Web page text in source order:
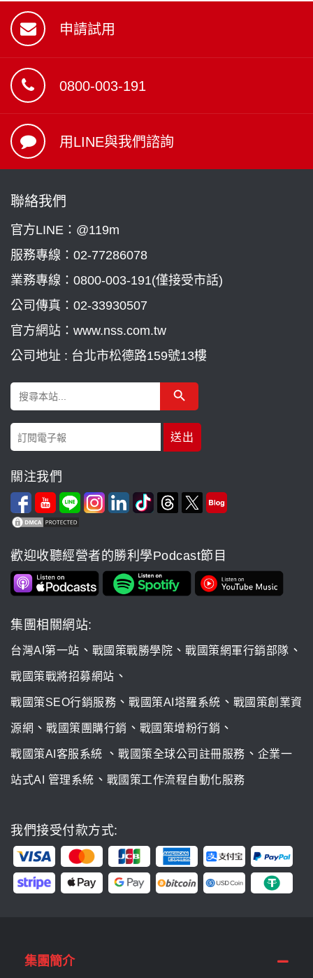
申請試用
0800-003-191
用LINE與我們諮詢
聯絡我們
官方LINE：@119m
服務專線： 02-77286078
業務專線： 0800-003-191(僅接受市話)
公司傳真：02-33930507
官方網站：www.nss.com.tw
公司地址 : 台北市松德路159號13樓
Search
for:
Search Button
關注我們
歡迎收聽經營者的勝利學Podcast節目
集團相關網站:
台灣AI第一站 、 戰國策戰勝學院 、 戰國策網軍行銷部隊 、
戰國策戰將招募網站 、
戰國策SEO行銷服務 、 戰國策AI塔羅系統 、 戰國策創業資
源網 、 戰國策團購行銷 、 戰國策增粉行銷 、
戰國策AI客服系統 、 戰國策全球公司註冊服務 、 企業一
站式AI 管理系統 、 戰國策工作流程自動化服務
我們接受付款方式:
集團簡介